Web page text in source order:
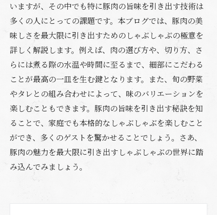
いますが、その中でも特に豚肉の旨味を引き出す技術は
多くの人にとっての課題です。本ブログでは、豚肉の美
味しさを最大限に引き出すためのしゃぶしゃぶの極意を
詳しく解説します。例えば、肉の選び方や、切り方、さ
らには煮る際の水温や時間に至るまで、細部にこだわる
ことが最高の一皿を生む鍵となります。また、旬の野菜
やタレとの組み合わせによって、味のバリエーションを
楽しむこともできます。豚肉の旨味を引き出す秘訣を知
ることで、家庭でも本格的なしゃぶしゃぶを楽しむこと
ができ、多くのゲストを驚かせることでしょう。さあ、
豚肉の魅力を最大限に引き出すしゃぶしゃぶの世界に踏
み込んでみましょう。